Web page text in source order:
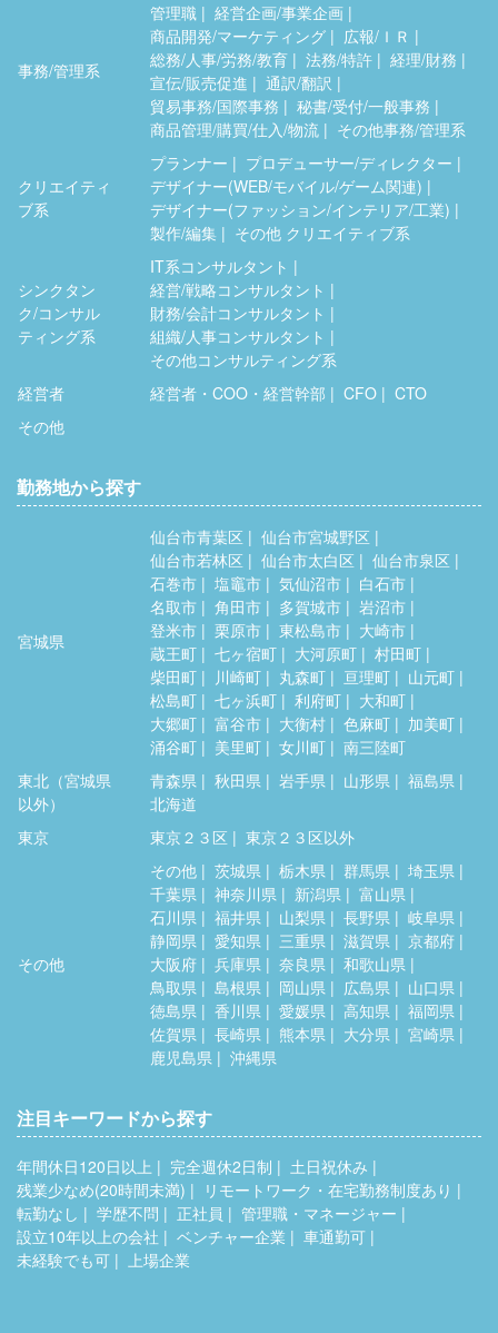
事務/管理系
管理職
経営企画/事業企画
商品開発/マーケティング
広報/ＩＲ
総務/人事/労務/教育
法務/特許
経理/財務
宣伝/販売促進
通訳/翻訳
貿易事務/国際事務
秘書/受付/一般事務
商品管理/購買/仕入/物流
その他事務/管理系
クリエイティ
ブ系
プランナー
プロデューサー/ディレクター
デザイナー(WEB/モバイル/ゲーム関連)
デザイナー(ファッション/インテリア/工業)
製作/編集
その他 クリエイティブ系
シンクタン
ク/コンサル
ティング系
IT系コンサルタント
経営/戦略コンサルタント
財務/会計コンサルタント
組織/人事コンサルタント
その他コンサルティング系
経営者
経営者・COO・経営幹部 CFO
CTO
その他
勤務地から探す
宮城県
仙台市青葉区
仙台市宮城野区
仙台市若林区
仙台市太白区
仙台市泉区
石巻市
塩竈市 気仙沼市
白石市
名取市
角田市 多賀城市
岩沼市
登米市
栗原市 東松島市
大崎市
蔵王町
七ヶ宿町 大河原町
村田町
柴田町
川崎町 丸森町 亘理町
山元町
松島町
七ヶ浜町 利府町
大和町
大郷町
富谷市 大衡村 色麻町
加美町
涌谷町
美里町 女川町
南三陸町
東北（宮城県
以外）
青森県 秋田県 岩手県 山形県
福島県
北海道
東京
東京２３区 東京２３区以外
その他
その他 茨城県 栃木県 群馬県
埼玉県
千葉県
神奈川県 新潟県
富山県
石川県
福井県 山梨県 長野県
岐阜県
静岡県
愛知県 三重県 滋賀県
京都府
大阪府
兵庫県 奈良県
和歌山県
鳥取県
島根県 岡山県 広島県
山口県
徳島県
香川県 愛媛県 高知県
福岡県
佐賀県
長崎県 熊本県 大分県
宮崎県
鹿児島県
沖縄県
注目キーワードから探す
年間休日120日以上 完全週休2日制
土日祝休み
残業少なめ(20時間未満)
リモートワーク・在宅勤務制度あり
転勤なし
学歴不問 正社員
管理職・マネージャー
設立10年以上の会社
ベンチャー企業
車通勤可
未経験でも可
上場企業